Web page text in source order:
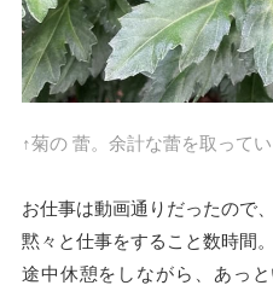
↑菊の 蕾。余計な蕾を取って
お仕事は動画通りだったので
黙々と仕事をすること数時間。
途中休憩をしながら、あっ